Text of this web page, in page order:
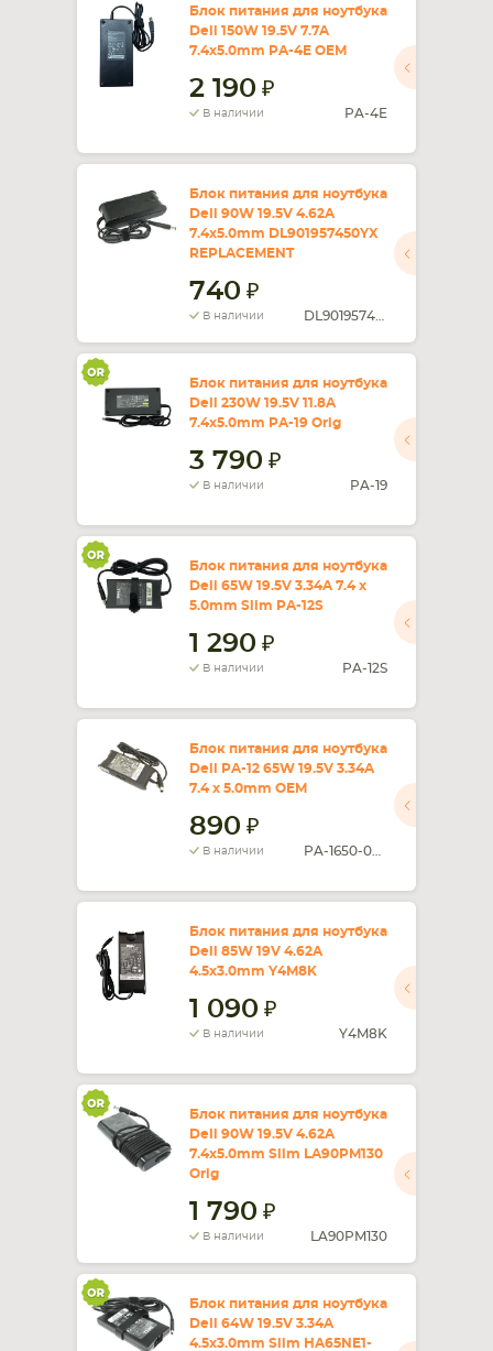
Блок питания для ноутбука
Dell 150W 19.5V 7.7A
7.4x5.0mm PA-4E OEM
2 190
В наличии PA-4E
Блок питания для ноутбука
Dell 90W 19.5V 4.62A
7.4x5.0mm DL901957450YX
REPLACEMENT
740
В наличии
Блок питания для ноутбука
Dell 230W 19.5V 11.8A
7.4x5.0mm PA-19 Orig
3 790
В наличии PA-19
Блок питания для ноутбука
Dell 65W 19.5V 3.34A 7.4 x
5.0mm Slim PA-12S
1 290
В наличии PA-12S
Блок питания для ноутбука
Dell PA-12 65W 19.5V 3.34A
7.4 x 5.0mm OEM
890
В наличии
Блок питания для ноутбука
Dell 85W 19V 4.62A
4.5x3.0mm Y4M8K
1 090
В наличии Y4M8K
Блок питания для ноутбука
Dell 90W 19.5V 4.62A
7.4x5.0mm Slim LA90PM130
Orig
1 790
В наличии LA90PM130
Блок питания для ноутбука
Dell 64W 19.5V 3.34A
4.5x3.0mm Slim HA65NE1-